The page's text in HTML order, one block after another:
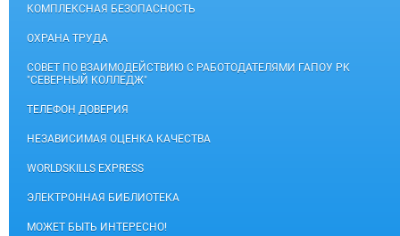
КОМПЛЕКСНАЯ БЕЗОПАСНОСТЬ
ОХРАНА ТРУДА
СОВЕТ ПО ВЗАИМОДЕЙСТВИЮ С РАБОТОДАТЕЛЯМИ ГАПОУ РК
"СЕВЕРНЫЙ КОЛЛЕДЖ"
ТЕЛЕФОН ДОВЕРИЯ
НЕЗАВИСИМАЯ ОЦЕНКА КАЧЕСТВА
WORLDSKILLS EXPRESS
ЭЛЕКТРОННАЯ БИБЛИОТЕКА
МОЖЕТ БЫТЬ ИНТЕРЕСНО!